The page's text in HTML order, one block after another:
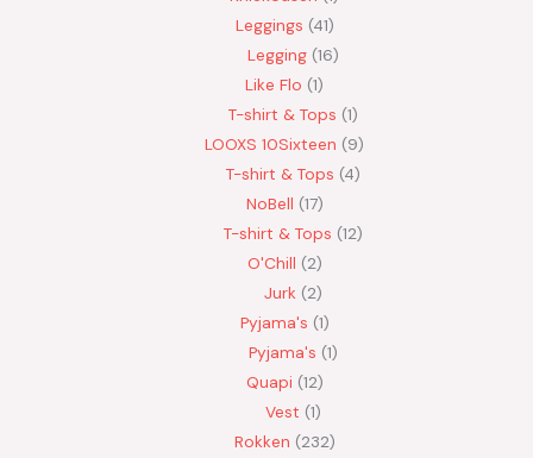
Leggings 41
Legging 16
Like Flo 1
T-shirt & Tops 1
LOOXS 10Sixteen
9
T-shirt & Tops 4
NoBell 17
T-shirt & Tops 12
O'Chill 2
Jurk 2
Pyjama's 1
Pyjama's 1
Quapi 12
Vest 1
Rokken 232